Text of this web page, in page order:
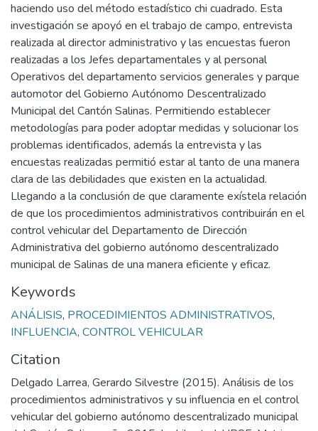
haciendo uso del método estadístico chi cuadrado. Esta
investigación se apoyó en el trabajo de campo, entrevista
realizada al director administrativo y las encuestas fueron
realizadas a los Jefes departamentales y al personal
Operativos del departamento servicios generales y parque
automotor del Gobierno Autónomo Descentralizado
Municipal del Cantón Salinas. Permitiendo establecer
metodologías para poder adoptar medidas y solucionar los
problemas identificados, además la entrevista y las
encuestas realizadas permitió estar al tanto de una manera
clara de las debilidades que existen en la actualidad.
Llegando a la conclusión de que claramente exístela relación
de que los procedimientos administrativos contribuirán en el
control vehicular del Departamento de Dirección
Administrativa del gobierno autónomo descentralizado
municipal de Salinas de una manera eficiente y eficaz.
Keywords
ANÁLISIS, PROCEDIMIENTOS ADMINISTRATIVOS,
INFLUENCIA, CONTROL VEHICULAR
Citation
Delgado Larrea, Gerardo Silvestre (2015). Análisis de los
procedimientos administrativos y su influencia en el control
vehicular del gobierno autónomo descentralizado municipal